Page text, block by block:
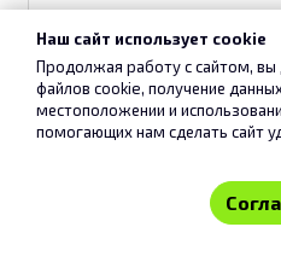
Наш сайт использует cookie
Продолжая работу с сайтом, вы
файлов cookie, получение
местоположении и
помогающих нам сделать сайт